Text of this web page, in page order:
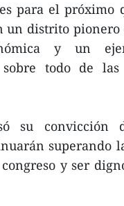
para el
un distrito
y un
sobre todo de
su
superando
y ser